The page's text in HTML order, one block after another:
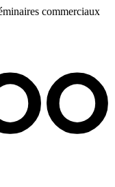
commerciaux